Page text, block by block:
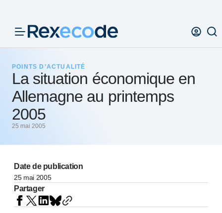
POINTS D’ACTUALITÉ
La situation économique en
Allemagne au printemps
2005
25 mai 2005
Date de publication
25 mai 2005
Partager